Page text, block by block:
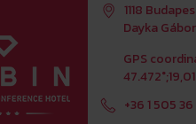
1118
Dayka
GPS
+36 1 505